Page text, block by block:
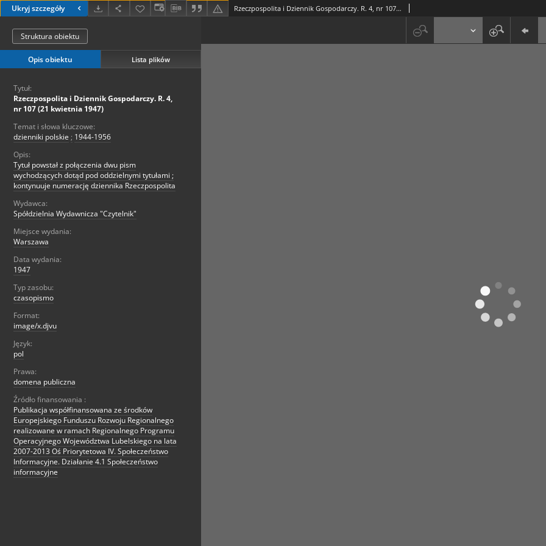
Ukryj szczegóły Rzeczpospolita i Dziennik Gospodarczy. R. 4, nr 107 (21 kwietnia 1947)
Struktura obiektu
Opis obiektu Lista plików
Tytuł:
Rzeczpospolita i Dziennik Gospodarczy. R. 4,
nr 107 (21 kwietnia 1947)
Temat i słowa kluczowe:
dzienniki polskie ; 1944-1956
Opis:
Tytuł powstał z połączenia dwu pism
wychodzących dotąd pod oddzielnymi tytułami ;
kontynuuje numerację dziennika Rzeczpospolita
Wydawca:
Spółdzielnia Wydawnicza "Czytelnik"
Miejsce wydania:
Warszawa
Data wydania:
1947
Typ zasobu:
czasopismo
Format:
image/x.djvu
Język:
pol
Prawa:
domena publiczna
Źródło finansowania :
Publikacja współfinansowana ze środków
Europejskiego Funduszu Rozwoju Regionalnego
realizowane w ramach Regionalnego Programu
Operacyjnego Województwa Lubelskiego na lata
2007-2013 Oś Priorytetowa IV. Społeczeństwo
Informacyjne. Działanie 4.1 Społeczeństwo
informacyjne